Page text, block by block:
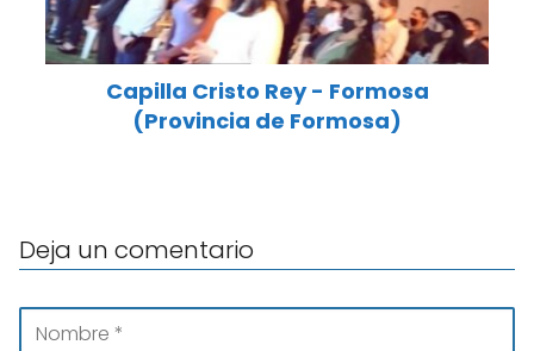
Capilla Cristo Rey - Formosa
(Provincia de Formosa)
Deja un comentario